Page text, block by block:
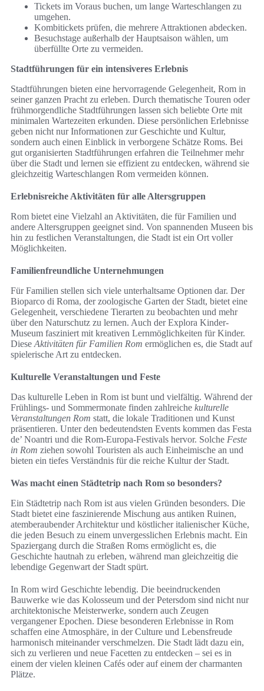
Tickets im Voraus buchen, um lange Warteschlangen zu
umgehen.
Kombitickets prüfen, die mehrere Attraktionen abdecken.
Besuchstage außerhalb der Hauptsaison wählen, um
überfüllte Orte zu vermeiden.
Stadtführungen für ein intensiveres Erlebnis
Stadtführungen bieten eine hervorragende Gelegenheit, Rom in
seiner ganzen Pracht zu erleben. Durch thematische Touren oder
frühmorgendliche Stadtführungen lassen sich beliebte Orte mit
minimalen Wartezeiten erkunden. Diese persönlichen Erlebnisse
geben nicht nur Informationen zur Geschichte und Kultur,
sondern auch einen Einblick in verborgene Schätze Roms. Bei
gut organisierten Stadtführungen erfahren die Teilnehmer mehr
über die Stadt und lernen sie effizient zu entdecken, während sie
gleichzeitig Warteschlangen Rom vermeiden können.
Erlebnisreiche Aktivitäten für alle Altersgruppen
Rom bietet eine Vielzahl an Aktivitäten, die für Familien und
andere Altersgruppen geeignet sind. Von spannenden Museen bis
hin zu festlichen Veranstaltungen, die Stadt ist ein Ort voller
Möglichkeiten.
Familienfreundliche Unternehmungen
Für Familien stellen sich viele unterhaltsame Optionen dar. Der
Bioparco di Roma, der zoologische Garten der Stadt, bietet eine
Gelegenheit, verschiedene Tierarten zu beobachten und mehr
über den Naturschutz zu lernen. Auch der Explora Kinder-
Museum fasziniert mit kreativen Lernmöglichkeiten für Kinder.
Diese Aktivitäten für Familien Rom ermöglichen es, die Stadt auf
spielerische Art zu entdecken.
Kulturelle Veranstaltungen und Feste
Das kulturelle Leben in Rom ist bunt und vielfältig. Während der
Frühlings- und Sommermonate finden zahlreiche kulturelle
Veranstaltungen Rom statt, die lokale Traditionen und Kunst
präsentieren. Unter den bedeutendsten Events kommen das Festa
de’ Noantri und die Rom-Europa-Festivals hervor. Solche Feste
in Rom ziehen sowohl Touristen als auch Einheimische an und
bieten ein tiefes Verständnis für die reiche Kultur der Stadt.
Was macht einen Städtetrip nach Rom so besonders?
Ein Städtetrip nach Rom ist aus vielen Gründen besonders. Die
Stadt bietet eine faszinierende Mischung aus antiken Ruinen,
atemberaubender Architektur und köstlicher italienischer Küche,
die jeden Besuch zu einem unvergesslichen Erlebnis macht. Ein
Spaziergang durch die Straßen Roms ermöglicht es, die
Geschichte hautnah zu erleben, während man gleichzeitig die
lebendige Gegenwart der Stadt spürt.
In Rom wird Geschichte lebendig. Die beeindruckenden
Bauwerke wie das Kolosseum und der Petersdom sind nicht nur
architektonische Meisterwerke, sondern auch Zeugen
vergangener Epochen. Diese besonderen Erlebnisse in Rom
schaffen eine Atmosphäre, in der Culture und Lebensfreude
harmonisch miteinander verschmelzen. Die Stadt lädt dazu ein,
sich zu verlieren und neue Facetten zu entdecken – sei es in
einem der vielen kleinen Cafés oder auf einem der charmanten
Plätze.